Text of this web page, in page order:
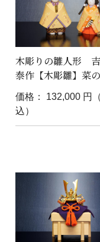
木彫りの雛人形
泰作【木彫雛】菜
価格： 132,000 円
込）